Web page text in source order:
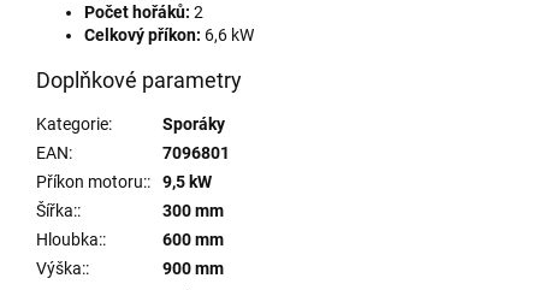
Počet hořáků: 2
Celkový příkon: 6,6 kW
Doplňkové parametry
Kategorie:
Sporáky
EAN:
7096801
Příkon motoru::
9,5 kW
Šířka::
300 mm
Hloubka::
600 mm
Výška::
900 mm